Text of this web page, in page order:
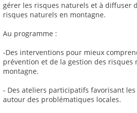
gérer les risques naturels et à diffuser
risques naturels en montagne.
Au programme :
-Des interventions pour mieux
prévention et de la gestion des
montagne.
- Des ateliers participatifs favorisant
autour des problématiques locales.